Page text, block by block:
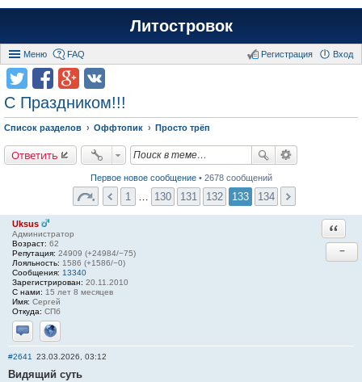
Литостровок
Меню FAQ Вход
Регистрация
С Праздником!!!
Список разделов Оффтопик Просто трёп
Ответить
Первое новое сообщение• 2678 сообщений
1 130 131 132 133 134
Uksus
Администратор
Возраст: 62
Репутация: 24909 (+24984/−75)
Лояльность: 1586 (+1586/−0)
Сообщения: 13340
Зарегистрирован: 20.11.2010
С нами: 15 лет 8 месяцев
Имя: Сергей
Откуда: СПб
Отправить личное сообщение
Сайт
−
#2641 23.03.2026, 03:12
Видящий суть